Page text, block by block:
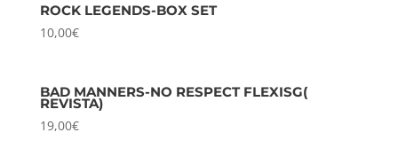
ROCK LEGENDS-BOX SET
10,00€
BAD MANNERS-NO RESPECT FLEXISG(
REVISTA)
19,00€